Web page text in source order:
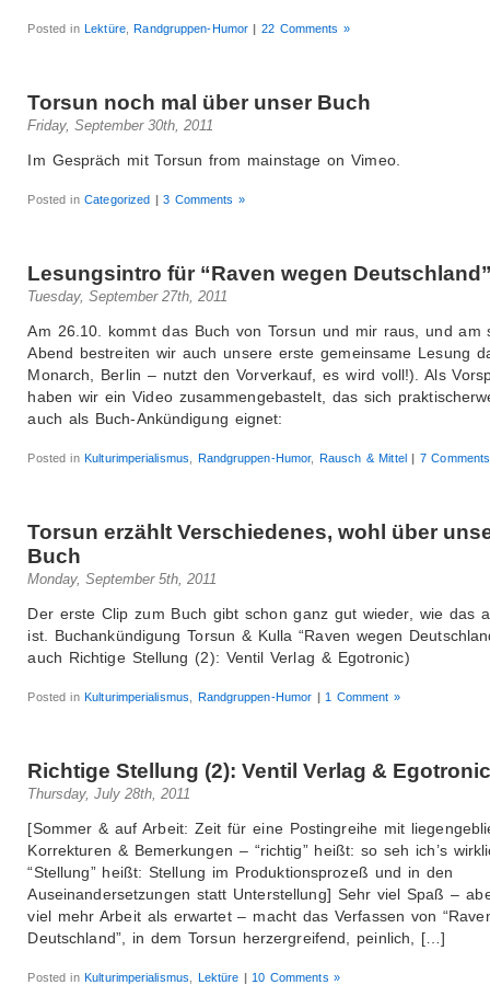
Posted inLektüre,Randgruppen-Humor | 22 Comments »
Torsun noch mal über unser Buch
Friday, September 30th, 2011
Im Gespräch mit Torsun from mainstage on Vimeo.
Posted inCategorized | 3 Comments »
Lesungsintro für “Raven wegen
Tuesday, September 27th, 2011
Am 26.10. kommt das Buch von Torsun und mir raus, und am
Abend bestreiten wir auch unsere erste gemeinsame Lesung
Monarch, Berlin – nutzt den Vorverkauf, es wird voll!). Als
haben wir ein Video zusammengebastelt, das sich
auch als Buch-Ankündigung eignet:
Posted inKulturimperialismus Randgruppen-Humor, Rausch & Mittel | 7
Torsun erzählt Verschiedenes, wohl über
Buch
Monday, September 5th, 2011
Der erste Clip zum Buch gibt schon ganz gut wieder, wie das
ist. Buchankündigung Torsun & Kulla “Raven wegen
auch Richtige Stellung (2): Ventil Verlag & Egotronic)
Posted inKulturimperialismus Randgruppen-Humor | 1 Comment »
Richtige Stellung (2): Ventil Verlag &
Thursday, July 28th, 2011
[Sommer & auf Arbeit: Zeit für eine Postingreihe mit
Korrekturen & Bemerkungen – “richtig” heißt: so seh ich’s
“Stellung” heißt: Stellung im Produktionsprozeß und in den
Auseinandersetzungen statt Unterstellung] Sehr viel Spaß –
viel mehr Arbeit als erwartet – macht das Verfassen von
Deutschland”, in dem Torsun herzergreifend, peinlich, […]
Posted inKulturimperialismus Lektüre | 10 Comments »